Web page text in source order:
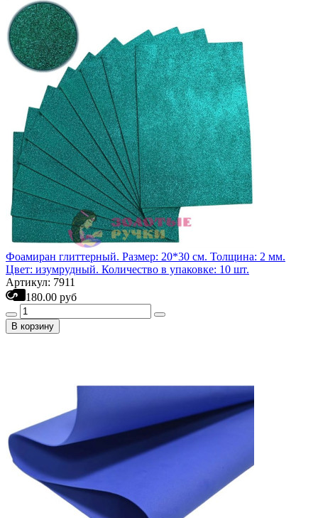
Фоамиран глиттерный. Размер: 20*30 см. Толщина: 2 мм.
Цвет: изумрудный. Количество в упаковке: 10 шт.
Артикул: 7911
180.00 руб
В корзину